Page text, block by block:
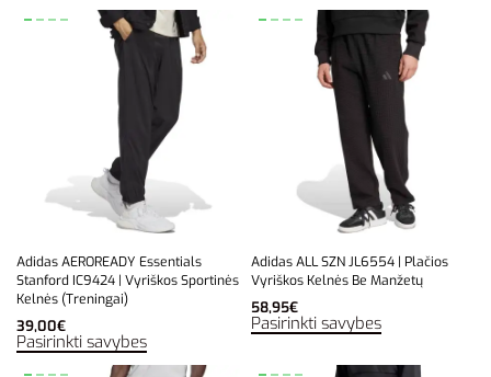
Adidas AEROREADY Essentials
Stanford IC9424 | Vyriškos Sportinės
Kelnės (Treningai)
39,00€
Pasirinkti savybes
Adidas ALL SZN JL6554 | Plačios
Vyriškos Kelnės Be Manžetų
58,95€
Pasirinkti savybes